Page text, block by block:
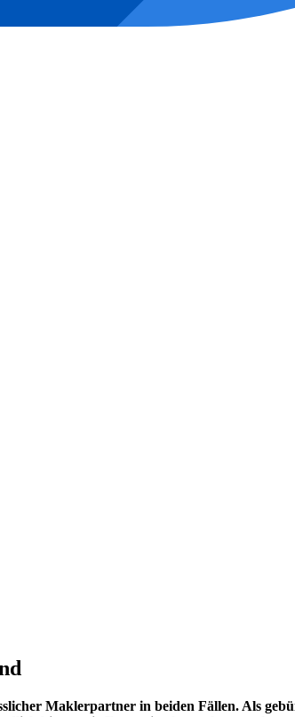
Maklerpartner in beiden Fällen. Als